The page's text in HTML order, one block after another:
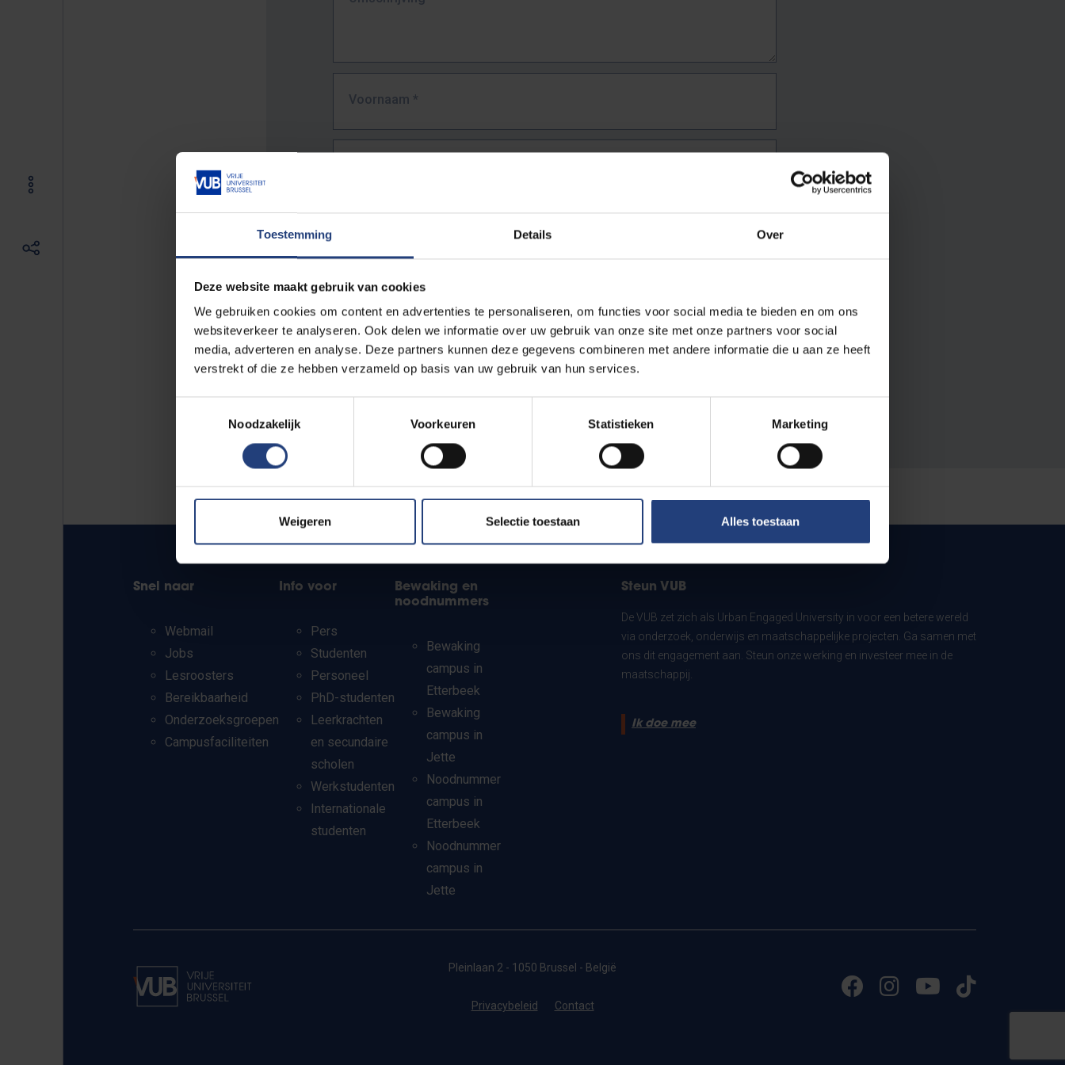
Toestemming Details Over
Deze website maakt gebruik van cookies
We gebruiken cookies om content en advertenties te personaliseren, om functies voor social media te bieden en om ons
websiteverkeer te analyseren. Ook delen we informatie over uw gebruik van onze site met onze partners voor social
media, adverteren en analyse. Deze partners kunnen deze gegevens combineren met andere informatie die u aan ze heeft
verstrekt of die ze hebben verzameld op basis van uw gebruik van hun services.
Noodzakelijk
Voorkeuren Statistieken Marketing
Weigeren Selectie toestaan Alles toestaan
Voornaam *
URL*
De volledige URL van de pagina waar je de fout zag.
Bv. https://www.vub.be/nl/studeren-aan-de-vub/alle-opleidingen
Snel naar
Webmail
Jobs
Lesroosters
Bereikbaarheid
Onderzoeksgroepen
Campusfaciliteiten
Info voor
Pers
Studenten
Personeel
PhD-studenten
Leerkrachten
en secundaire
scholen
Werkstudenten
Internationale
studenten
Bewaking en
noodnummers
Bewaking
campus in
Etterbeek
Bewaking
campus in
Jette
Noodnummer
campus in
Etterbeek
Noodnummer
campus in
Jette
Steun VUB
De VUB zet zich als Urban Engaged University in voor een betere wereld
via onderzoek, onderwijs en maatschappelijke projecten. Ga samen met
ons dit engagement aan. Steun onze werking en investeer mee in de
maatschappij.
Ik doe mee
Pleinlaan 2 - 1050 Brussel - België
Privacybeleid Contact